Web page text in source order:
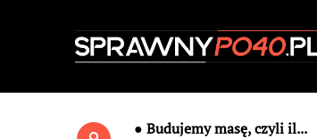
● Budujemy masę, czyli il...